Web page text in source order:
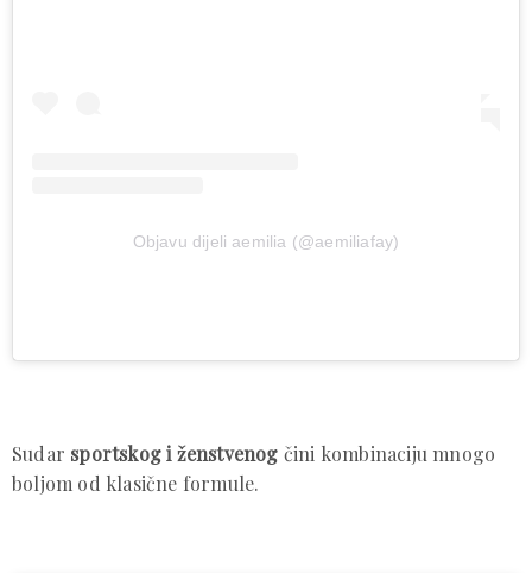
Objavu dijeli aemilia (@aemiliafay)
Sudar sportskog i ženstvenog čini kombinaciju mnogo
boljom od klasične formule.